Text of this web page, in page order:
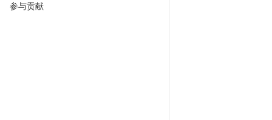
参与贡献